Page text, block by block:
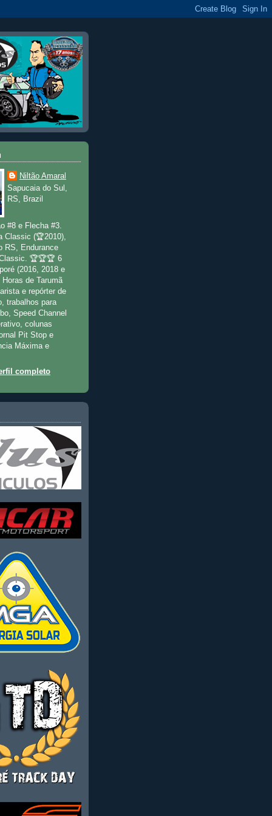
Niltão Amaral
Sapucaia do Sul,
RS, Brazil
#8 e Flecha #3.
Classic (🏆2010),
RS, Endurance
🏆🏆🏆 6
(2016, 2018 e
de Tarumã
e repórter de
trabalhos para
Speed Channel
colunas
Pit Stop e
Máxima e
completo